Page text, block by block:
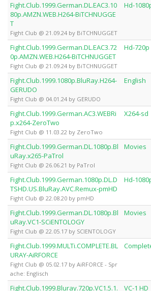
Fight.Club.1999.German.DL.EAC3.10
80p.AMZN.WEB.H264-BiTCHNUGGE
T
Fight Club @ 21.09.24 by BiTCHNUGGET
Hd-
Fight.Club.1999.German.DL.EAC3.72
0p.AMZN.WEB.H264-BiTCHNUGGET
Fight Club @ 21.09.24 by BiTCHNUGGET
Hd-720p
Fight.Club.1999.1080p.BluRay.H264-
GERUDO
Fight Club @ 04.01.24 by GERUDO
English
Fight.Club.1999.German.AC3.WEBRi
p.x264-ZeroTwo
Fight Club @ 11.03.22 by ZeroTwo
X264-sd
Fight.Club.1999.German.DL.1080p.Bl
uRay.x265-PaTrol
Fight Club @ 26.06.21 by PaTrol
Movies
Fight.Club.1999.German.1080p.DL.D
TSHD.US.BluRay.AVC.Remux-pmHD
Fight Club @ 22.08.20 by pmHD
Hd-
Fight.Club.1999.German.DL.1080p.Bl
uRay.VC1-SCiENTOLOGY
Fight Club @ 22.05.17 by SCIENTOLOGY
Movies
Fight.Club.1999.MULTi.COMPLETE.BL
URAY-AiRFORCE
Fight Club @ 05.02.17 by AiRFORCE - Spr
ache: Englisch
Fight.Club.1999.Bluray.720p.VC1.5.1. VC-1 HD